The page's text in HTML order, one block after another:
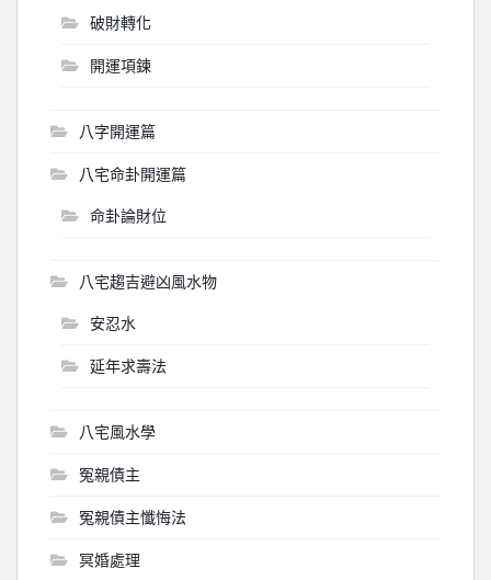
破財轉化
開運項鍊
八字開運篇
八宅命卦開運篇
命卦論財位
八宅趨吉避凶風水物
安忍水
延年求壽法
八宅風水學
冤親債主
冤親債主懺悔法
冥婚處理